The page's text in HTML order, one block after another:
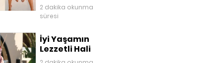
2 dakika okunma
süresi
İyi Yaşamın
Lezzetli Hali